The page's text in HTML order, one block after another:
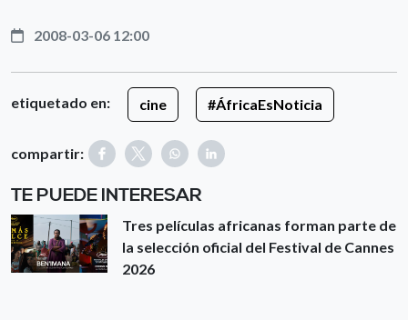
2008-03-06 12:00
etiquetado en: cine #ÁfricaEsNoticia
compartir:
TE PUEDE INTERESAR
Tres películas africanas forman parte de
la selección oficial del Festival de Cannes
2026